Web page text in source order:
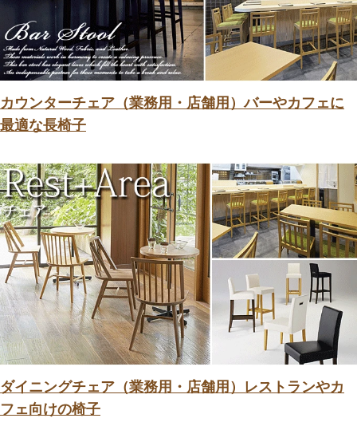
カウンターチェア（業務用・店舗用）バーやカフェに
最適な長椅子
ダイニングチェア（業務用・店舗用）レストランやカ
フェ向けの椅子